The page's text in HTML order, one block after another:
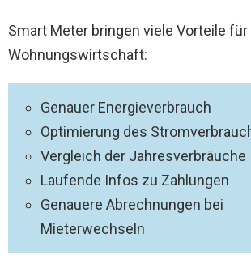
Smart Meter bringen viele Vorteile
Wohnungswirtschaft:
Genauer Energieverbrauch
Optimierung des
Vergleich der Jahresverbräuche
Laufende Infos zu Zahlungen
Genauere Abrechnungen bei
Mieterwechseln